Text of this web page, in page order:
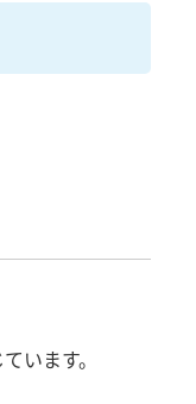
います。